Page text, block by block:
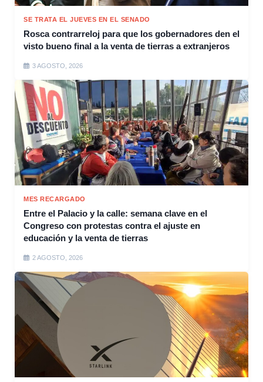
SE TRATA EL JUEVES EN EL SENADO
Rosca contrarreloj para que los gobernadores den el
visto bueno final a la venta de tierras a extranjeros
3 AGOSTO, 2026
MES RECARGADO
Entre el Palacio y la calle: semana clave en el
Congreso con protestas contra el ajuste en
educación y la venta de tierras
2 AGOSTO, 2026